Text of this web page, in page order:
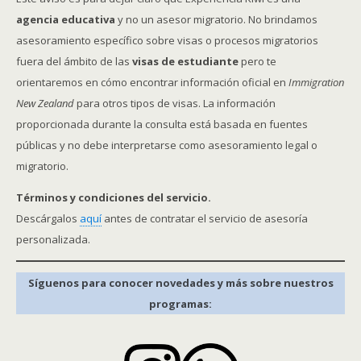
s
agencia educativa y no un asesor migratorio. No brindamos
asesoramiento específico sobre visas o procesos migratorios
fuera del ámbito de las visas de estudiantepero te
orientaremos en cómo encontrar información oficial en Immigration
New Zealandpara otros tipos de visas. La información
proporcionada durante la consulta está basada en fuentes
públicas y no debe interpretarse como asesoramiento legal o
migratorio.
Términos y condiciones del servicio.
Descárgalos aquí antes de contratar el servicio de asesoría
personalizada.
Síguenos para conocer novedades y más sobre nuestros
programas: